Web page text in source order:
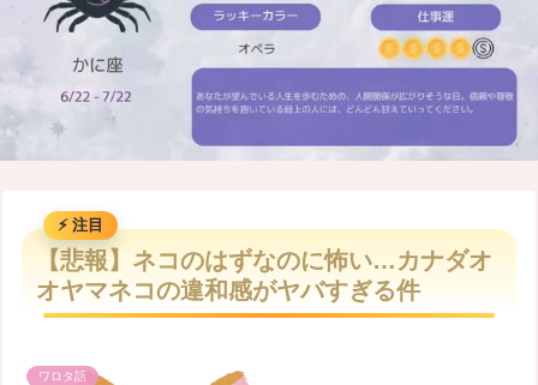
M
u
t
【悲報】ネコのはずなのに怖い…カナダオ
オヤマネコの違和感がヤバすぎる件
ワロタ話